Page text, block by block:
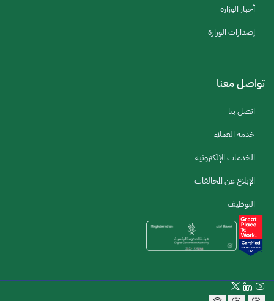
أخبار الوزارة
إصدارات الوزارة
تواصل معنا
اتصل بنا
خدمة العملاء
الخدمات الإلكترونية
الإبلاغ عن المخالفات
التوظيف